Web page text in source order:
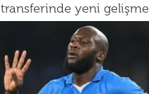
transferinde yeni gelişme